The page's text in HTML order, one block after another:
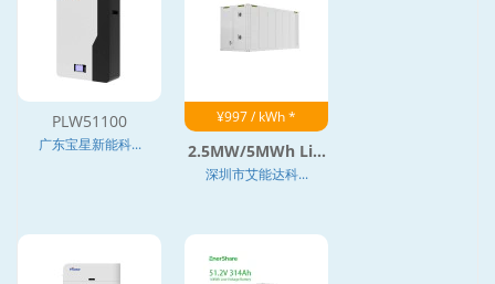
PLW51100
广东宝星新能科...
¥997 / kWh *
2.5MW/5MWh Li...
深圳市艾能达科...